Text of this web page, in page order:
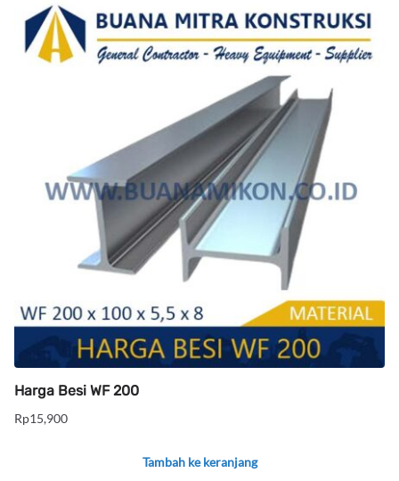
Harga Besi WF 200
Rp15,900
Tambah ke keranjang